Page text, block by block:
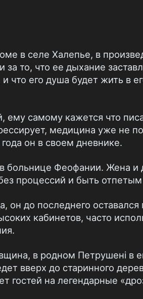
в селе Халепье, в
то, что ее дыхание
что его душа будет жить в
самому кажется что
медицина уже не
он в своем дневнике.
Феофании. Жена и
процессий и быть
до последнего
кабинетов, часто
в родном Петрушені в
вверх до старинного
на легендарные